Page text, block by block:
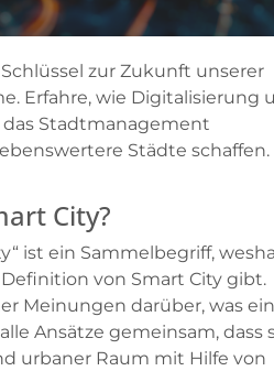
zur Zukunft unserer
Erfahre, wie Digitalisierung
Stadtmanagement
Städte schaffen.
City?
ist ein Sammelbegriff,
von Smart City gibt.
Meinungen darüber, was
Ansätze gemeinsam, dass
urbaner Raum mit Hilfe von